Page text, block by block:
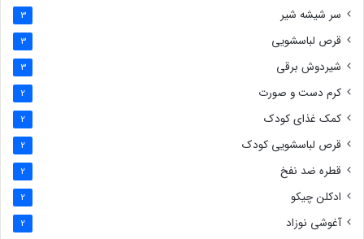
سر شیشه شیر 3
قرص لباسشویی 3
شیردوش برقی 3
کرم دست و صورت 2
کمک غذای کودک 2
قرص لباسشویی کودک 2
قطره ضد نفخ 2
ادکلن چیکو 2
آغوشی نوزاد 2